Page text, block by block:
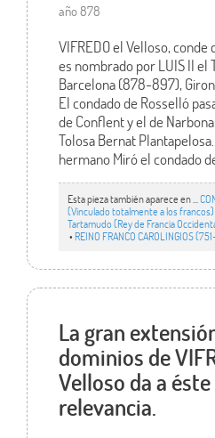
año 878
VIFREDO el Velloso,
es nombrado por LUIS II el
Barcelona (878-897),
El condado de Rosselló
de Conflent y el de
Tolosa Bernat
hermano Miró el condado
Esta pieza también aparece en ...
(Vinculado totalmente a los
Tartamudo (Rey de Francia
• REINO FRANCO CAROLINGIOS
La gran
dominios de
Velloso da a
relevancia.